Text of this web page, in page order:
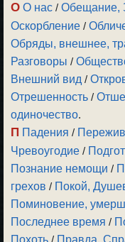
О О нас /Обещание,
Оскорбление /
Обряды, внешнее,
Разговоры /
Внешний вид /
Отрешенность /
одиночество.
П Падения /
Чревоугодие /
Познание немощи /
грехов / Покой,
Поминовение,
Последнее время /
Похоть / Правда,